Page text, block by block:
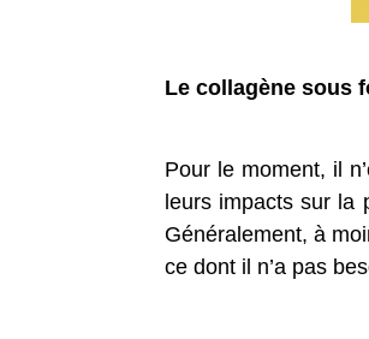
Le collagène
Pour le moment, il
leurs impacts sur la
Généralement, à
ce dont il n’a pas